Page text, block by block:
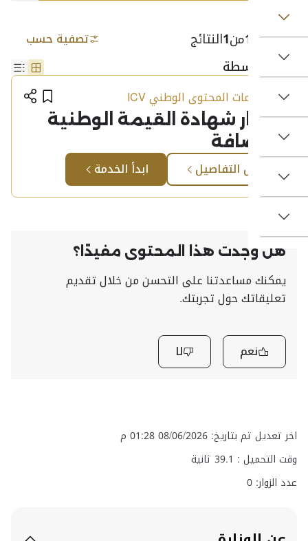
1 - 1 من النتائج تصفية حسب
طريقة عرض
عرض
خدمات المحتوى الوطني ICV​
أضف
أنشرها
شهادة القيمة الوطنية
عرض التفاصيل ابدأ الخدمة
وجدت هذا المحتوى مفيدًا؟
مساعدتنا على التحسن من خلال تقديم
حول تجربتك.
تم بتاريخ: 08/06/2026 01:28 م
:
39.1ثانية
0